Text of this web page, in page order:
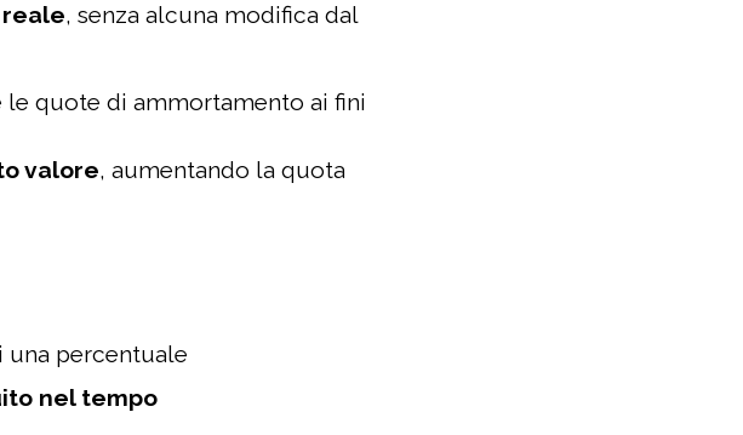
, senza alcuna modifica dal
quote di ammortamento ai fini
valore, aumentando la quota
una percentuale
nel tempo